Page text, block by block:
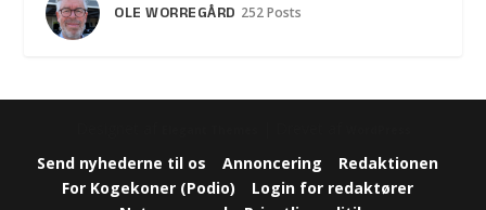
OLE WORREGÅRD 252 Posts
Send nyhederne til os Annoncering
Redaktionen
For Kogekoner (Podio)
Login for redaktører